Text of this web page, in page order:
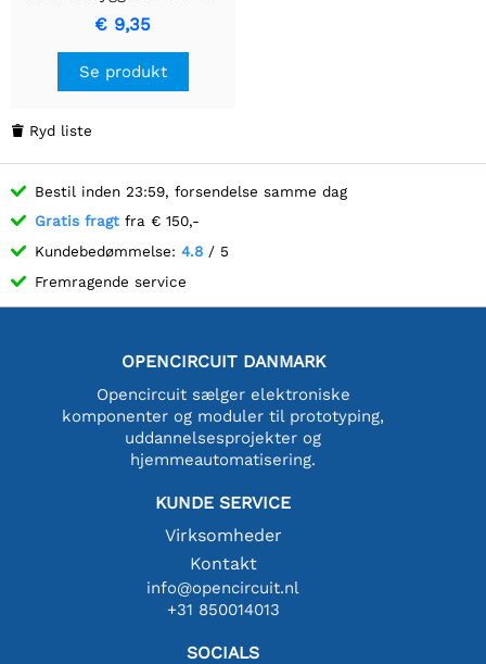
præcision og punktlighed
€ 9,35
Se produkt
 Ryd liste
Bestil inden 23:59, forsendelse samme dag
Gratis fragt fra € 150,-
Kundebedømmelse: 4.8 / 5
Fremragende service
OPENCIRCUIT DANMARK
Opencircuit sælger elektroniske
komponenter og moduler til prototyping,
uddannelsesprojekter og
hjemmeautomatisering.
KUNDE SERVICE
Virksomheder
Kontakt
info@opencircuit.nl
+31 850014013
SOCIALS